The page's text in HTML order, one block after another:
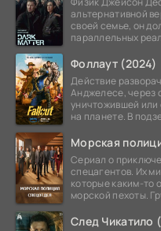
альтернативной
своей семье, он
параллельных
Фоллаут (2024)
Действие
Анджелесе, через
уничтожившей или
на планете. В
Морская
Сериал о
спецагентов. Их
которые каким-то
морской пехоты.
След Чикатило